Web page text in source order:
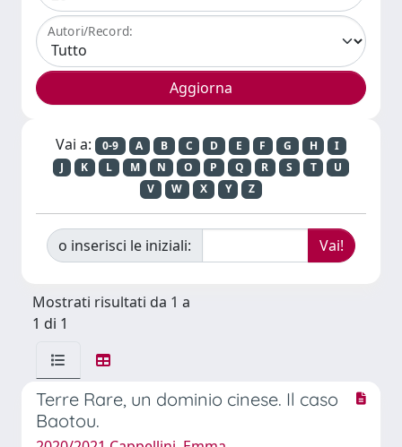
Autori/Record:
Vai a: 0-9 A B C D E F G H
I
J
K L M N O P Q R S T
U
V
W X Y Z
o inserisci le iniziali:
Mostrati risultati da 1 a
1 di 1
Terre Rare, un dominio cinese. Il caso
Baotou.